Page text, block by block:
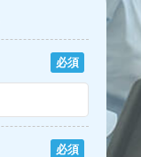
必須
必須